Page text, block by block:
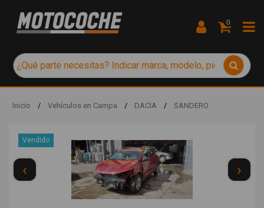
0
Inicio / Vehículos en Campa / DACIA / SANDERO
Vendido
‹ ›